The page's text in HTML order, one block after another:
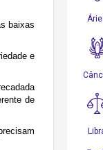
baixas
e
de